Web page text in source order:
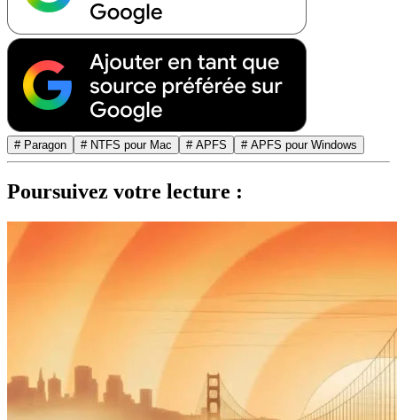
# Paragon # NTFS pour Mac # APFS # APFS pour Windows
Poursuivez votre lecture :